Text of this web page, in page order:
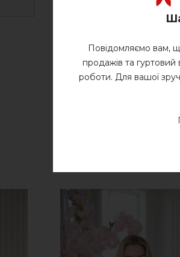
додайте свій
Повідомляємо вам,
продажів та гуртовий
роботи. Для вашої